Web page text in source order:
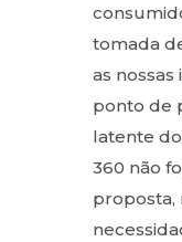
tomada
as
ponto de
latente
360 não
proposta,